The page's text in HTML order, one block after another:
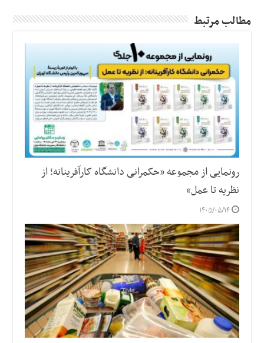
مطالب مرتبط
رونمایی از مجموعه «حکمرانی دانشگاه کارآفرینانه؛ از
نظریه تا عمل»
۱۴۰۵/۰۵/۱۴